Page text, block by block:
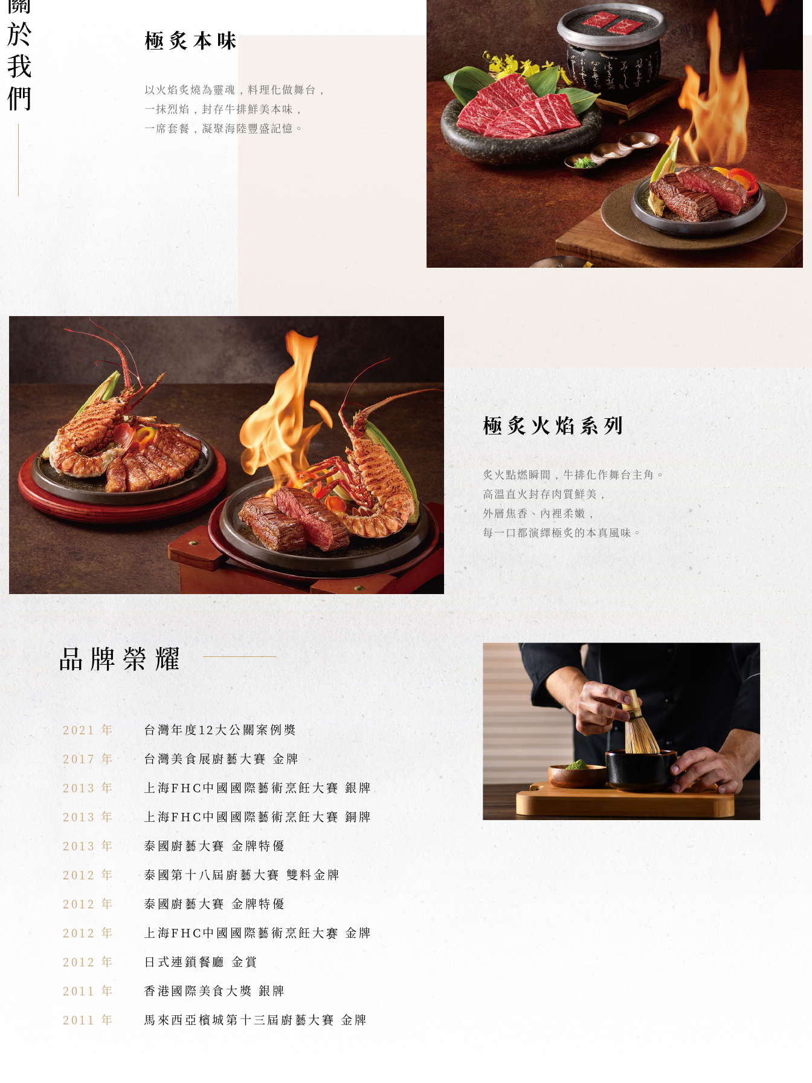
關於我們 極炙本味
以火焰炙燒為靈魂，料理化做舞台，
一抹烈焰，封存牛排鮮美本味，
一席套餐，凝聚海陸豐盛記憶。
極炙火焰系列
炙火點燃瞬間，牛排化作舞台主角。
高溫直火封存肉質鮮美，
外層焦香、內裡柔嫩，
每一口都演繹極炙的本真風味。
品牌榮耀
2021 年
台灣年度12大公關案例獎
2017 年
台灣美食展廚藝大賽 金牌
2013 年
上海FHC中國國際藝術烹飪大賽 銀牌
2013 年
上海FHC中國國際藝術烹飪大賽 銅牌
2013 年
泰國廚藝大賽 金牌特優
2012 年
泰國第十八屆廚藝大賽 雙料金牌
2012 年
泰國廚藝大賽 金牌特優
2012 年
上海FHC中國國際藝術烹飪大赛 金牌
2012 年
日式連鎖餐廳 金賞
2011 年
香港國際美食大獎 銀牌
2011 年
馬來西亞檳城第十三屆廚藝大賽 金牌